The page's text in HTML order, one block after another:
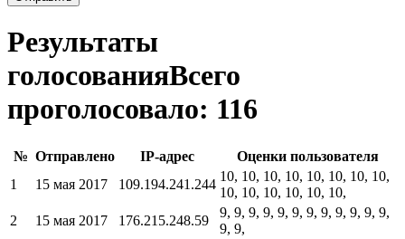
Результаты
голосованияВсего
проголосовало: 116
№ Отправлено IP-адрес
Оценки пользователя
1
15 мая 2017 109.194.241.244
10, 10, 10, 10, 10, 10, 10, 10,
10, 10, 10, 10, 10, 10,
2
15 мая 2017 176.215.248.59
9, 9, 9, 9, 9, 9, 9, 9, 9, 9, 9, 9,
9, 9,